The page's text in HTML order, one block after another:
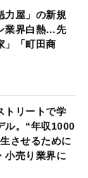
力屋」の新規
業界白熱…先
」「町田商
トリートで学
ル。“年収1000
させるために
小売り業界に